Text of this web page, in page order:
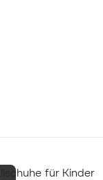
für Kinder